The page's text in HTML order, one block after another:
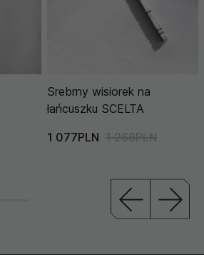
Srebrny wisiorek na
łańcuszku SCELTA
1 077PLN 1 266PLN